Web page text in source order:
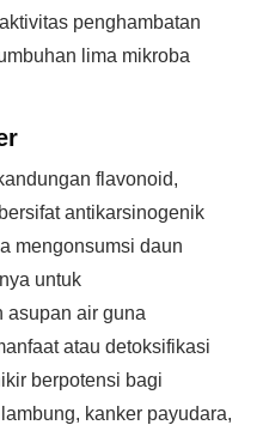
penghambatan
lima mikroba
flavonoid,
antikarsinogenik
mengonsumsi daun
untuk
asupan air guna
atau detoksifikasi
berpotensi bagi
kanker payudara,